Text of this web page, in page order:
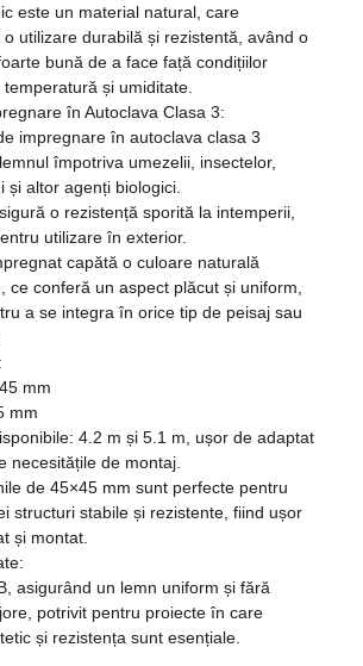
este un material natural, care
utilizare durabilă și rezistentă, având o
bună de a face față condițiilor
și umiditate.
în Autoclava Clasa 3:
impregnare în autoclava clasa 3
împotriva umezelii, insectelor,
și altor agenți biologici.
o rezistență sporită la intemperii,
utilizare în exterior.
capătă o culoare naturală
ce conferă un aspect plăcut și uniform,
a se integra în orice tip de peisaj sau
mm
mm
4.2 m și 5.1 m, ușor de adaptat
necesitățile de montaj.
de 45×45 mm sunt perfecte pentru
structuri stabile și rezistente, fiind ușor
și montat.
asigurând un lemn uniform și fără
potrivit pentru proiecte în care
și rezistența sunt esențiale.